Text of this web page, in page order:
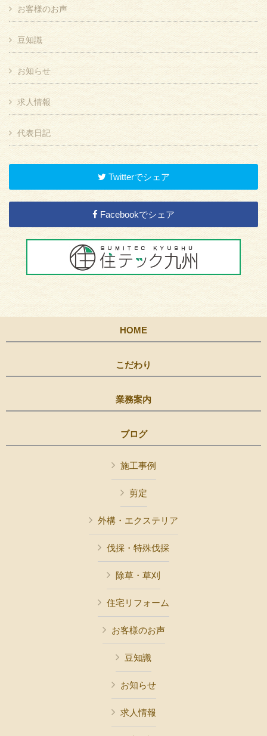
お客様のお声
豆知識
お知らせ
求人情報
代表日記
Twitterでシェア
Facebookでシェア
HOME
こだわり
業務案内
ブログ
施工事例
剪定
外構・エクステリア
伐採・特殊伐採
除草・草刈
住宅リフォーム
お客様のお声
豆知識
お知らせ
求人情報